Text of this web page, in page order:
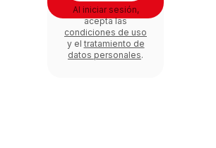
Al iniciar sesión,
acepta las
condiciones de uso
y el tratamiento de
datos personales.